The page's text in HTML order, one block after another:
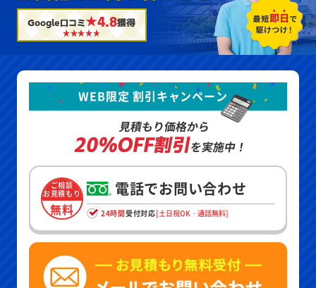
Google口コミ★4.8獲得
WEB限定 割引キャンペーン
見積もり価格から
20%OFF割引を実施中！
ご相談
お見積もり
無料
電話でお問い合わせ
24時間受付対応[土日祝OK・通話無料]